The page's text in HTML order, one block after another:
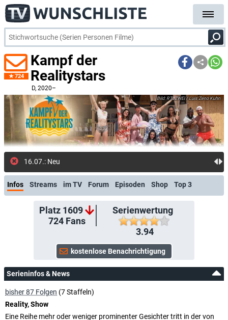
724
Kampf der
Realitystars
D, 2020–
RTLZWEI / Luis Zeno Kuhn
16.07.: Neue Meldung: "Villa der Versuchung":
Infos Streams im TV Forum Episoden Shop Top 3
Platz 1609
724Fans
Serienwertung
3.94
Serieninfos & News
bisher 87 Folgen (7 Staffeln)
Reality, Show
Eine Reihe mehr oder weniger prominenter Gesichter tritt in der von